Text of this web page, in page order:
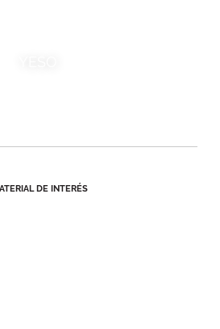
DE INTERÉS